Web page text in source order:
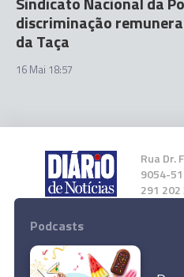
discriminação
da Taça
16 Mai 18:57
Rua Dr.
9054-
291 202
Instale a
Podcasts